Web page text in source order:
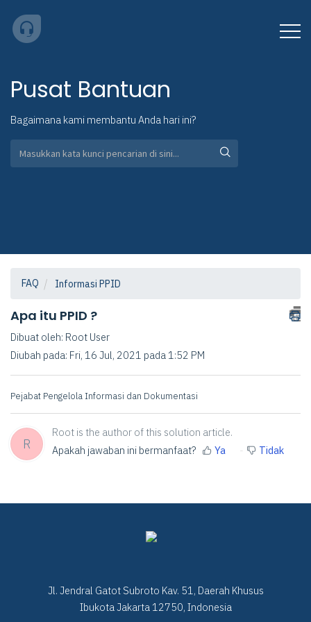
Pusat Bantuan
Bagaimana kami membantu Anda hari ini?
FAQ Informasi PPID
Apa itu PPID ?
Dibuat oleh: Root User
Diubah pada: Fri, 16 Jul, 2021 pada 1:52 PM
Pejabat Pengelola Informasi dan Dokumentasi
R
Root is the author of this solution article.
Apakah jawaban ini bermanfaat?
Ya Tidak
Jl. Jendral Gatot Subroto Kav. 51, Daerah Khusus
Ibukota Jakarta 12750, Indonesia